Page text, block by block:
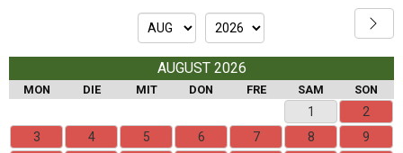
AUGUST 2026
MON DIE MIT DON FRE SAM SON
1
2
3
4 5 6 7 8
9